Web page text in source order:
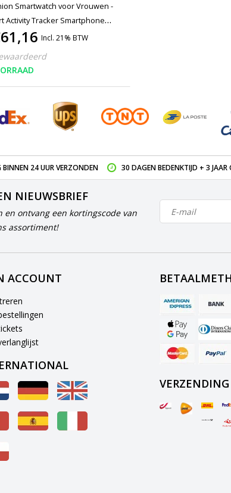
Smartwatch voor Vrouwen -
Activity Tracker Smartphone
Android - Zilver Staal
Incl. 21% BTW
BINNEN 24 UUR VERZONDEN 30 DAGEN BEDENKTIJD + 3 JAAR
NIEUWSBRIEF
en ontvang een kortingscode van
assortiment!
ACCOUNT
VERZENDING